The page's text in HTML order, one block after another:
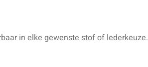
in elke gewenste stof of lederkeuze.